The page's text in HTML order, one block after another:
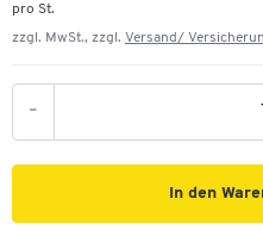
pro St.
zzgl. MwSt., zzgl. Versand/
-
In den